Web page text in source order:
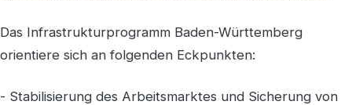
Das Infrastrukturprogramm Baden-Württemberg
orientiere sich an folgenden Eckpunkten:
- Stabilisierung des Arbeitsmarktes und Sicherung von